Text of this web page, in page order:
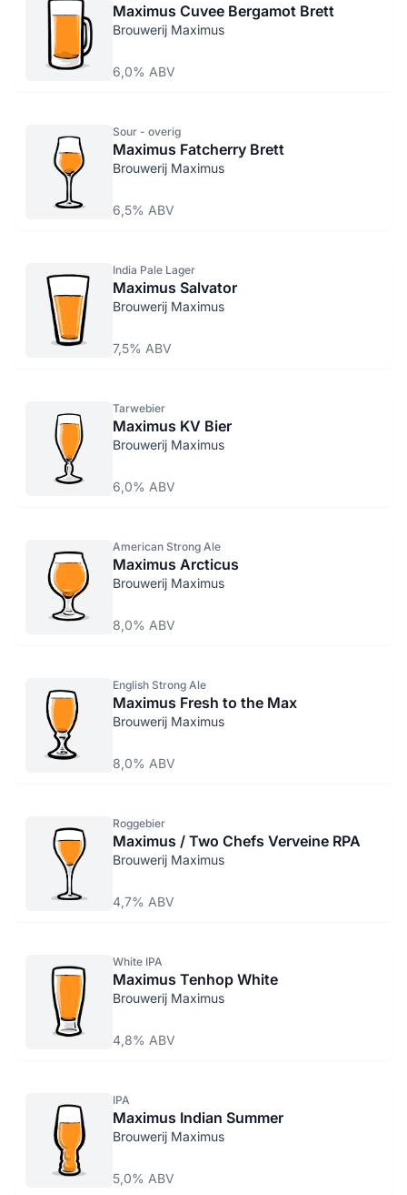
Maximus Cuvee Bergamot Brett
Brouwerij Maximus
6,0% ABV
Sour - overig
Maximus Fatcherry Brett
Brouwerij Maximus
6,5% ABV
India Pale Lager
Maximus Salvator
Brouwerij Maximus
7,5% ABV
Tarwebier
Maximus KV Bier
Brouwerij Maximus
6,0% ABV
American Strong Ale
Maximus Arcticus
Brouwerij Maximus
8,0% ABV
English Strong Ale
Maximus Fresh to the Max
Brouwerij Maximus
8,0% ABV
Roggebier
Maximus / Two Chefs Verveine RPA
Brouwerij Maximus
4,7% ABV
White IPA
Maximus Tenhop White
Brouwerij Maximus
4,8% ABV
IPA
Maximus Indian Summer
Brouwerij Maximus
5,0% ABV